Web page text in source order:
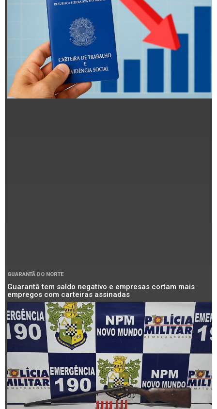
GUARANTÃ DO NORTE
Guarantã tem saldo negativo e empresas cortam mais
empregos com carteiras assinadas